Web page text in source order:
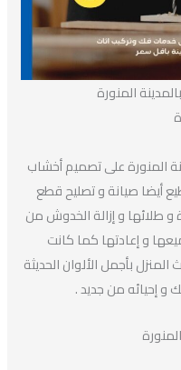
المنورة
على تصميم أخشاب
صيانة و تصليح قطع
و إزالة الخدوش من
و إعادتها كما كانت
بأجمل الألوان الحديثة
من جديد .